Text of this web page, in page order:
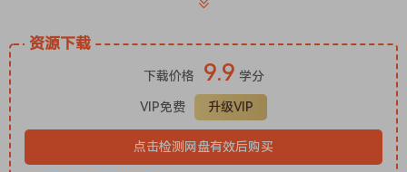
Poltergate- 终极鼓组门限器。
Sub Generator – 为鼓组和打击乐器带来雷鸣般的低频增强效
果。
Transform your mixes with our full suite of professional
sound-shaping tools. Includes every Denise Audio plugin
($759 Value – save 74%).
资源下载
下载价格 9.9 学分
VIP免费 升级VIP
点击检测网盘有效后购买